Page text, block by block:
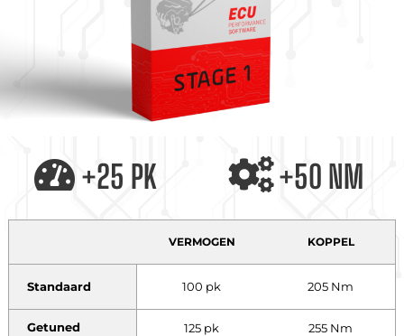
+25 PK +50 NM
VERMOGEN KOPPEL
Standaard 100 pk 205 Nm
Getuned 125 pk 255 Nm